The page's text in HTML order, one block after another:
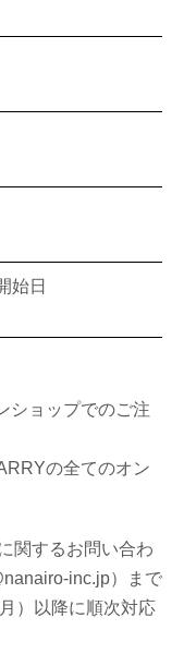
始日
ショップでのご注
の全てのオン
関するお問い合わ
inc.jp）まで
）以降に順次対応